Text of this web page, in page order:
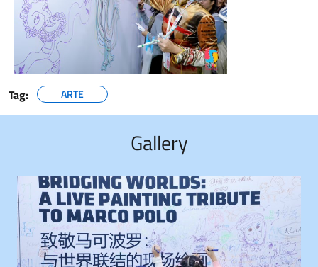
Tag: ARTE
Gallery